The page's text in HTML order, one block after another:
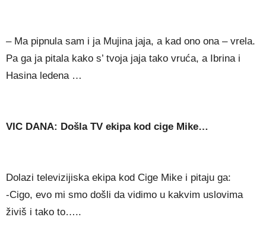
– Ma pipnula sam i ja Mujina jaja, a kad ono ona – vrela.
Pa ga ja pitala kako s’ tvoja jaja tako vruća, a Ibrina i
Hasina ledena …
VIC DANA: Došla TV ekipa kod cige Mike…
Dolazi televizijiska ekipa kod Cige Mike i pitaju ga:
-Cigo, evo mi smo došli da vidimo u kakvim uslovima
živiš i tako to…..